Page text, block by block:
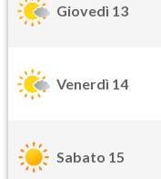
Giovedì 13
Venerdì 14
Sabato 15